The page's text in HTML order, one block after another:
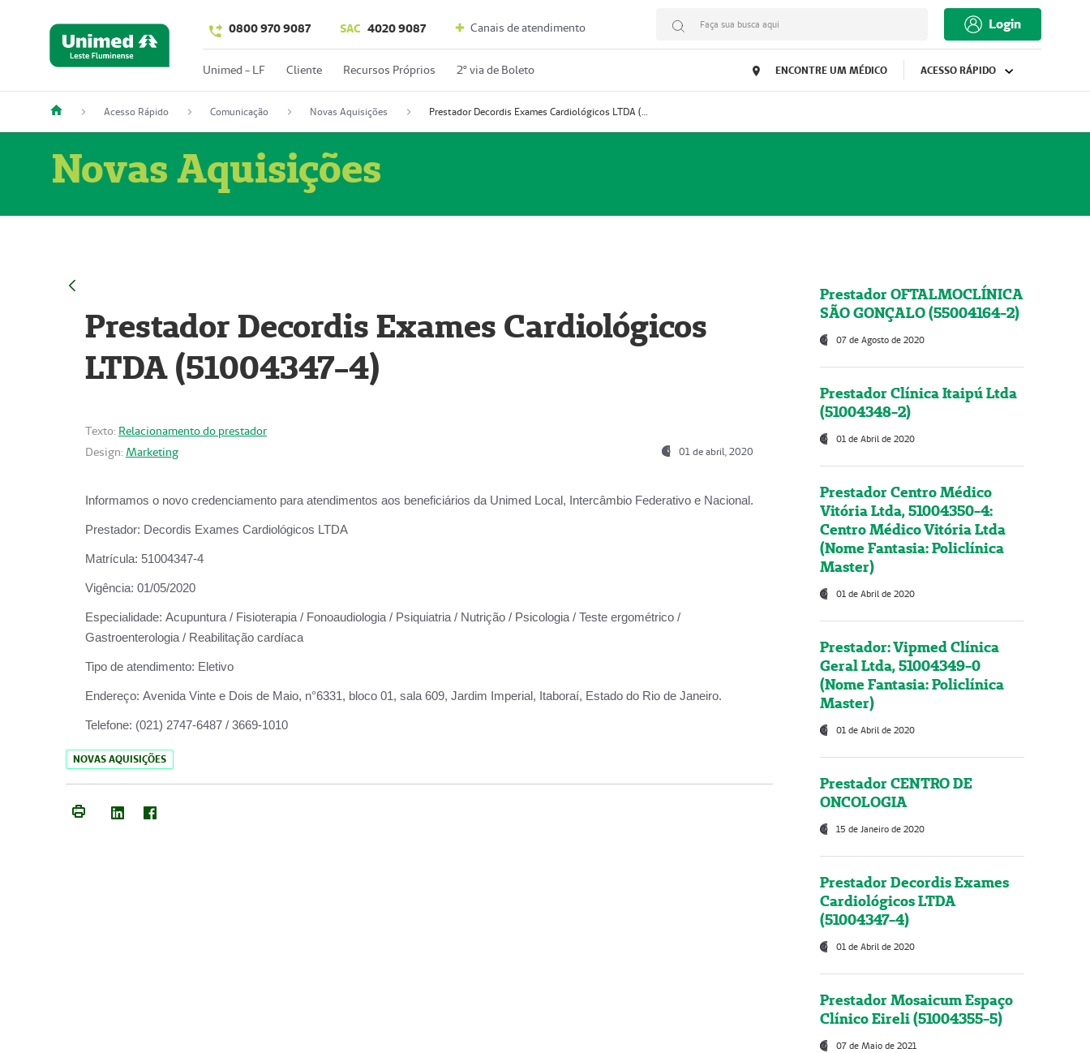
0800 970 9087 SAC 4020 9087 Canais de atendimento Faça sua busca aqui Login
Unimed - LF Cliente Recursos Próprios 2º via de Boleto ENCONTRE UM MÉDICO ACESSO RÁPIDO
Acesso Rápido Comunicação Novas Aquisições Prestador Decordis Exames Cardiológicos LTDA (51004347-4)
Novas Aquisições
Prestador Decordis Exames Cardiológicos
LTDA (51004347-4)
Texto: Relacionamento do prestador
Design: Marketing 01 de abril, 2020
Informamos o novo credenciamento para atendimentos aos beneficiários da Unimed Local, Intercâmbio Federativo e Nacional.
Prestador: Decordis Exames Cardiológicos LTDA
Matrícula: 51004347-4
Vigência: 01/05/2020
Especialidade: Acupuntura / Fisioterapia / Fonoaudiologia / Psiquiatria / Nutrição / Psicologia / Teste ergométrico /
Gastroenterologia / Reabilitação cardíaca
Tipo de atendimento: Eletivo
Endereço: Avenida Vinte e Dois de Maio, n°6331, bloco 01, sala 609, Jardim Imperial, Itaboraí, Estado do Rio de Janeiro.
Telefone: (021) 2747-6487 / 3669-1010
NOVAS AQUISIÇÕES
Prestador OFTALMOCLÍNICA
SÃO GONÇALO (55004164-2)
07 de Agosto de 2020
Prestador Clínica Itaipú Ltda
(51004348-2)
01 de Abril de 2020
Prestador Centro Médico
Vitória Ltda, 51004350-4:
Centro Médico Vitória Ltda
(Nome Fantasia: Policlínica
Master)
01 de Abril de 2020
Prestador: Vipmed Clínica
Geral Ltda, 51004349-0
(Nome Fantasia: Policlínica
Master)
01 de Abril de 2020
Prestador CENTRO DE
ONCOLOGIA
15 de Janeiro de 2020
Prestador Decordis Exames
Cardiológicos LTDA
(51004347-4)
01 de Abril de 2020
Prestador Mosaicum Espaço
Clínico Eireli (51004355-5)
07 de Maio de 2021